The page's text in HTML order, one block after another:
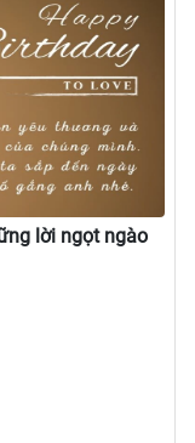
lời ngọt ngào